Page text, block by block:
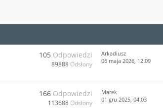
105 Odpowiedzi
89888 Odsłony
Arkadiusz
06 maja 2026, 12:09
166 Odpowiedzi
113688 Odsłony
Marek
01 gru 2025, 04:03